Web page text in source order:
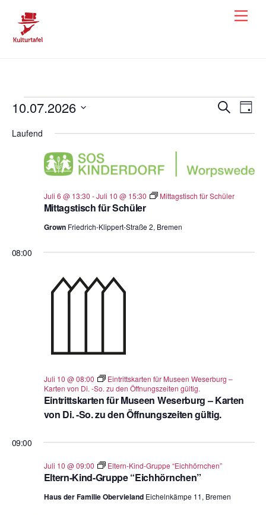
content
Veranstaltungen
für
10.07.26
S
T
g
10.07.2026
a
Laufend
Mittagstisch für Schüler
Juli 6 @ 13:30 -Juli 10 @ 15:30 Mittagstisch für Schüler
Grown Friedrich-Klippert-Straße 2, Bremen
08:00
Eintrittskarten für Museen Weserburg – Karten
von Di. -So. zu den Öffnungszeiten gültig.
Juli 10 @ 08:00
Eintrittskarten für Museen Weserburg –
Karten von Di. -So. zu den Öffnungszeiten gültig.
09:00
Eltern-Kind-Gruppe “Eichhörnchen”
Juli 10 @ 09:00 Eltern-Kind-Gruppe “Eichhörnchen”
Haus der Familie Obervieland Eichelnkämpe 11, Bremen